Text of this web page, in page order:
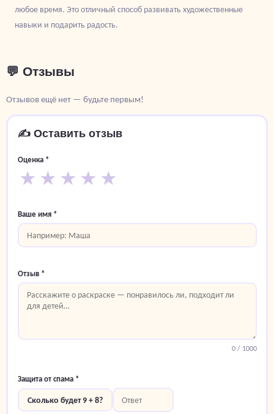
любое время. Это отличный способ развивать художественные
навыки и подарить радость.
💬 Отзывы
Отзывов ещё нет — будьте первым!
✍️ Оставить отзыв
Оценка *
★ ★ ★ ★ ★
Ваше имя *
Отзыв *
0/ 1000
Защита от спама *
Сколько будет 9 + 8?